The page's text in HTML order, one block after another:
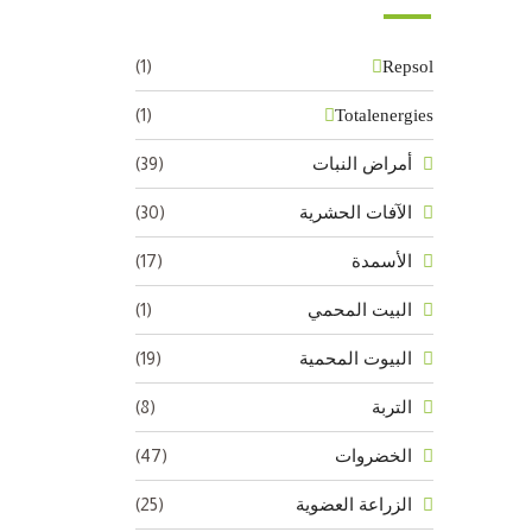
Repsol
(1)
Totalenergies
(1)
أمراض النبات (39)
الآفات الحشرية (30)
الأسمدة (17)
البيت المحمي (1)
البيوت المحمية (19)
التربة (8)
الخضروات (47)
الزراعة العضوية (25)